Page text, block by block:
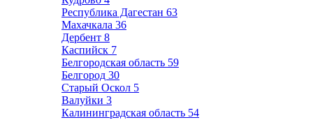
Республика Дагестан 63
Махачкала 36
Дербент 8
Каспийск 7
Белгородская область 59
Белгород 30
Старый Оскол 5
Валуйки 3
Калининградская область 54